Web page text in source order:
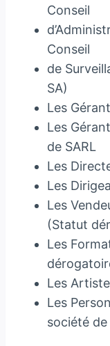
Conseil
Conseil
de
SA)
Les
Les
de SARL
Les
Les
Les
(Statut
Les
Les
Les
société